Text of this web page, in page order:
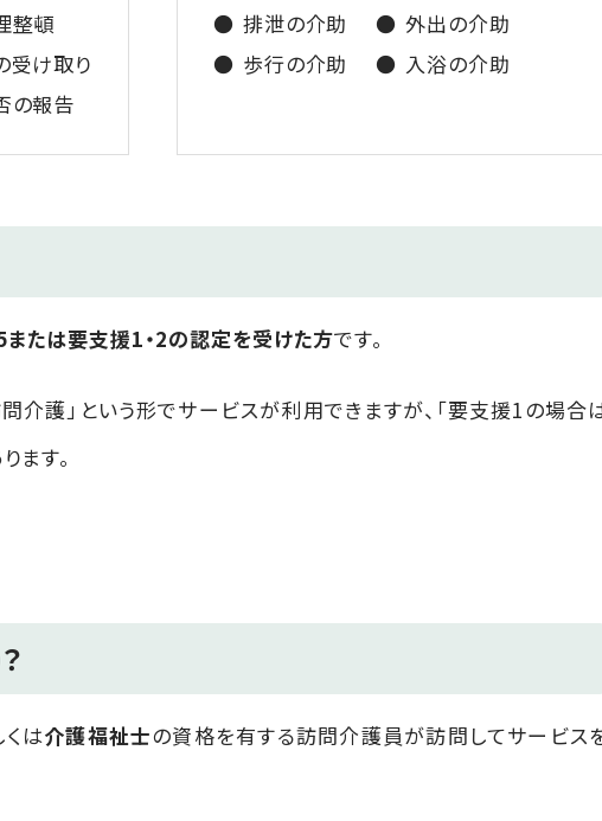
整頓
受け取り
の報告
排泄の介助
歩行の介助
外出の介助
入浴の介助
たは要支援1・2の認定を受けた方です。
介護」という形でサービスが利用できますが、「要支援1の場合
ます。
くは介護福祉士の資格を有する訪問介護員が訪問してサービス